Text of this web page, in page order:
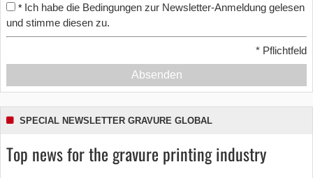
* Ich habe die Bedingungen zur Newsletter-Anmeldung gelesen
und stimme diesen zu.
* Pflichtfeld
Absenden
SPECIAL NEWSLETTER GRAVURE GLOBAL
Top news for the gravure printing industry